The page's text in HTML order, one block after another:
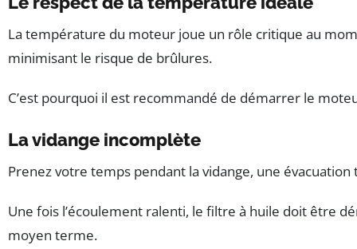
La température du moteur joue un rôle critique au
minimisant le risque de brûlures.
C’est pourquoi il est recommandé de démarrer le
La vidange incomplète
Prenez votre temps pendant la vidange, une
Une fois l’écoulement ralenti, le filtre à huile doit être
moyen terme.